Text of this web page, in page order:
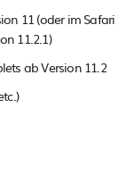
11 (oder im Safari
11.2.1)
ab Version 11.2